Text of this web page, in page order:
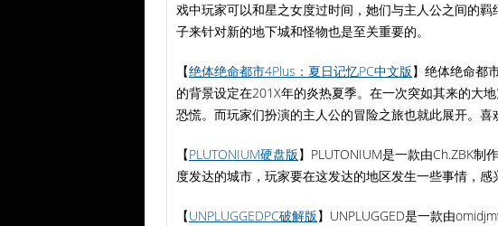
戏中玩家可以和星之女度过时间，她们与主人公之间的
子来针对新的地下城和怪物也是至关重要的。
【绝体绝命都市4Plus：夏日记忆PC中文版】绝体绝命都
的背景设定在201X年的炎热夏季。在一次突如其来的大
恐慌。而玩家们扮演的主人公的冒险之旅也就此展开。喜
【PLUTONIUM硬盘版】PLUTONIUM是一款由Ch.ZBK制
度发达的城市，玩家要在这发达的地区发生一些事情，感
【UNPLUGGEDPC破解版】UNPLUGGED是一款由